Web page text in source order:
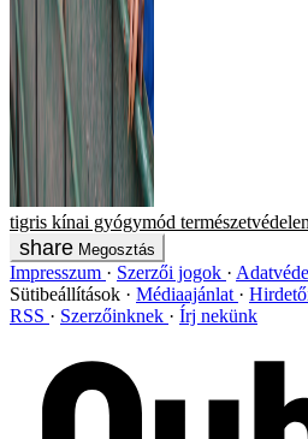
tigris kínai gyógymód
Megosztás
Impresszum Szerzői jogok
Sütibeállítások
Médiaajánlat
RSS
Szerzőinknek Írj nekünk